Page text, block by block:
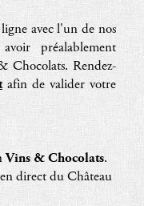
avec l'un de nos
préalablement
Chocolats. Rendez-
afin de valider votre
Vins & Chocolats.
direct du Château